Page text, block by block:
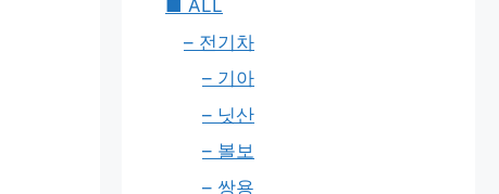
■ ALL
– 전기차
– 기아
– 닛산
– 볼보
– 쌍용